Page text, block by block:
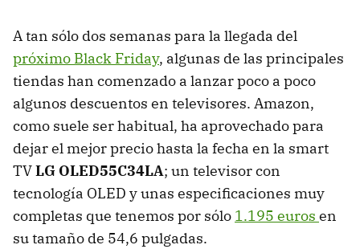
A tan sólo dos semanas para la llegada del
próximo Black Friday, algunas de las principales
tiendas han comenzado a lanzar poco a poco
algunos descuentos en televisores. Amazon,
como suele ser habitual, ha aprovechado para
dejar el mejor precio hasta la fecha en la smart
TVLG OLED55C34LA; un televisor con
tecnología OLED y unas especificaciones muy
completas que tenemos por sólo 1.195 euros en
su tamaño de 54,6 pulgadas.